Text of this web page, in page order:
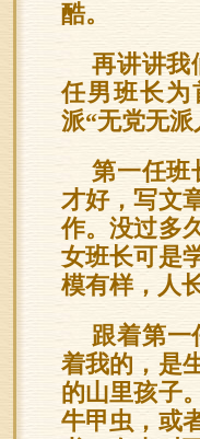
酷。
再讲讲我
任男班长为
派“无党无
第一任班
才好，写文
作。没过多
女班长可是
模有样，人
跟着第
着我的，是
的山里孩子
牛甲虫，或